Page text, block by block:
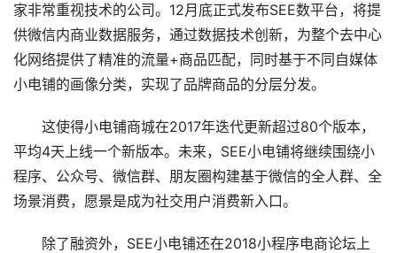
家非常重视技术的公司。12月底正式发布SEE数平台，将提
供微信内商业数据服务，通过数据技术创新，为整个去中心
化网络提供了精准的流量+商品匹配，同时基于不同自媒体
小电铺的画像分类，实现了品牌商品的分层分发。
这使得小电铺商城在2017年迭代更新超过80个版本，
平均4天上线一个新版本。未来，SEE小电铺将继续围绕小
程序、公众号、微信群、朋友圈构建基于微信的全人群、全
场景消费，愿景是成为社交用户消费新入口。
除了融资外，SEE小电铺还在2018小程序电商论坛上